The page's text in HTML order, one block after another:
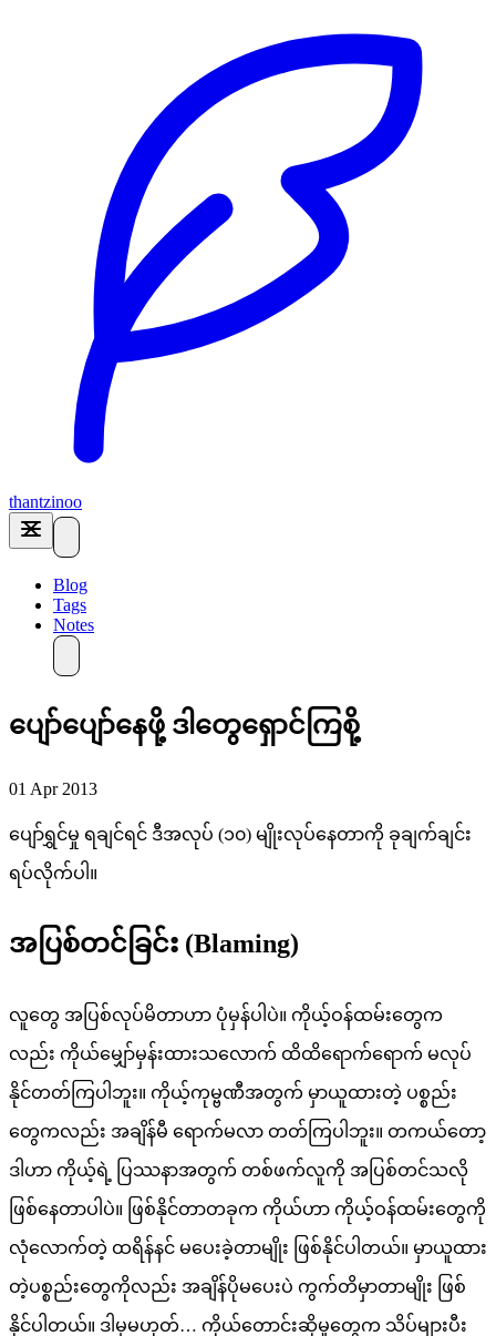
thantzinoo
Blog
Tags
Notes
ပျော်ပျော်နေဖို့ ဒါတွေရှောင်ကြစို့
01 Apr 2013
ပျော်ရွှင်မှု ရချင်ရင် ဒီအလုပ် (၁၀) မျိုးလုပ်နေတာကို ခုချက်ချင်း
ရပ်လိုက်ပါ။
အပြစ်တင်ခြင်း (Blaming)
လူတွေ အပြစ်လုပ်မိတာဟာ ပုံမှန်ပါပဲ။ ကိုယ့်ဝန်ထမ်းတွေက
လည်း ကိုယ်မျှော်မှန်းထားသလောက် ထိထိရောက်ရောက် မလုပ်
နိုင်တတ်ကြပါဘူး။ ကိုယ့်ကုမ္ဗဏီအတွက် မှာယူထားတဲ့ ပစ္စည်း
တွေကလည်း အချိန်မီ ရောက်မလာ တတ်ကြပါဘူး။ တကယ်တော့
ဒါဟာ ကိုယ့်ရဲ့ ပြဿနာအတွက် တစ်ဖက်လူကို အပြစ်တင်သလို
ဖြစ်နေတာပါပဲ။ ဖြစ်နိုင်တာတခုက ကိုယ်ဟာ ကိုယ့်ဝန်ထမ်းတွေကို
လုံလောက်တဲ့ ထရိန်နင် မပေးခဲ့တာမျိုး ဖြစ်နိုင်ပါတယ်။ မှာယူထား
တဲ့ပစ္စည်းတွေကိုလည်း အချိန်ပိုမပေးပဲ ကွက်တိမှာတာမျိုး ဖြစ်
နိုင်ပါတယ်။ ဒါမှမဟုတ်… ကိုယ်တောင်းဆိုမှုတွေက သိပ်များပီး